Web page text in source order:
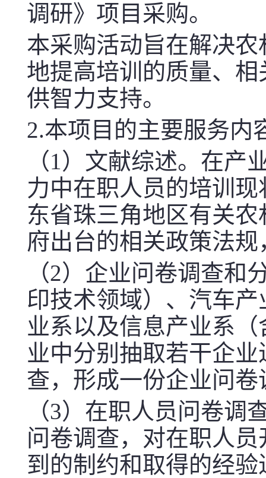
调研》项目采购。
本采购活动旨在解决
地提高培训的质量、
供智力支持。
2.本项目的主要服务内
（1）文献综述。 在产
力中在职人员的培训
东省珠三角地区有关
府出台的相关政策法
（2）企业问卷调查和
印技术领域）、汽车
业系以及信息产业系
业中分别抽取若干企
查，形成一份企业问
（3）在职人员问卷调
问卷调查，对在职人
到的制约和取得的经